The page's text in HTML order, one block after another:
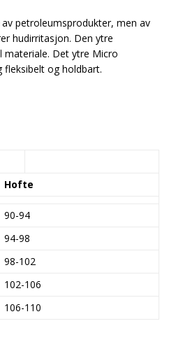
petroleumsprodukter, men av
hudirritasjon. Den ytre
materiale. Det ytre Micro
og holdbart.
Hofte
90-94
94-98
98-102
102-106
106-110